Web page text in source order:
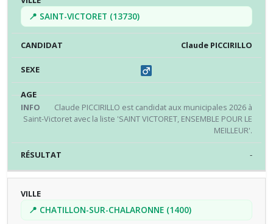
📍 SAINT-VICTORET (13730)
Claude PICCIRILLO
Claude PICCIRILLO est candidat aux municipales 2026 à
Saint-Victoret avec la liste 'SAINT VICTORET, ENSEMBLE POUR LE
MEILLEUR'.
-
📍 CHATILLON-SUR-CHALARONNE (1400)